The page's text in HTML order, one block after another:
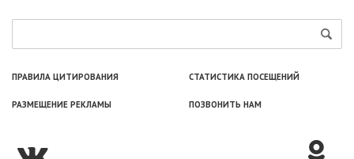
ПРАВИЛА ЦИТИРОВАНИЯ СТАТИСТИКА ПОСЕЩЕНИЙ
РАЗМЕЩЕНИЕ РЕКЛАМЫ ПОЗВОНИТЬ НАМ